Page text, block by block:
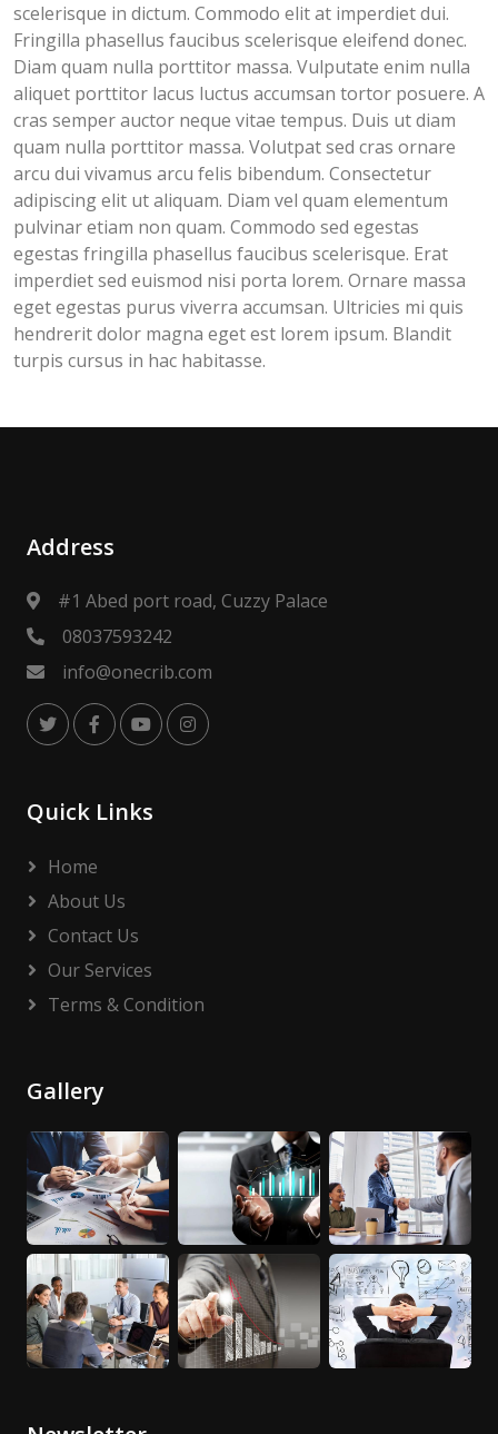
scelerisque in dictum. Commodo elit at imperdiet dui.
Fringilla phasellus faucibus scelerisque eleifend donec.
Diam quam nulla porttitor massa. Vulputate enim nulla
aliquet porttitor lacus luctus accumsan tortor posuere. A
cras semper auctor neque vitae tempus. Duis ut diam
quam nulla porttitor massa. Volutpat sed cras ornare
arcu dui vivamus arcu felis bibendum. Consectetur
adipiscing elit ut aliquam. Diam vel quam elementum
pulvinar etiam non quam. Commodo sed egestas
egestas fringilla phasellus faucibus scelerisque. Erat
imperdiet sed euismod nisi porta lorem. Ornare massa
eget egestas purus viverra accumsan. Ultricies mi quis
hendrerit dolor magna eget est lorem ipsum. Blandit
turpis cursus in hac habitasse.
Address
#1 Abed port road, Cuzzy Palace
08037593242
info@onecrib.com
Quick Links
Home
About Us
Contact Us
Our Services
Terms & Condition
Gallery